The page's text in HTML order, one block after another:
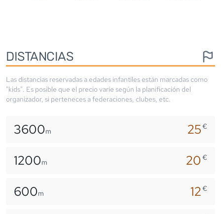
DISTANCIAS
Las distancias reservadas a edades infantiles están marcadas como
"kids". Es posible que el precio varíe según la planificación del
organizador, si perteneces a federaciones, clubes, etc.
3600m 25€
1200m 20€
600m 12€